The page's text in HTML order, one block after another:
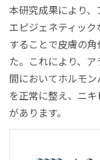
本研究成果により
エピジェネティッ
することで皮膚の
た。これにより、
間においてホルモ
を正常に整え、ニ
があります。